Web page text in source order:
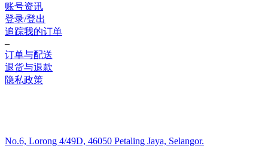
账号资讯
登录/登出
追踪我的订单
–
订单与配送
退货与退款
隐私政策
No.6, Lorong 4/49D, 46050 Petaling Jaya, Selangor.